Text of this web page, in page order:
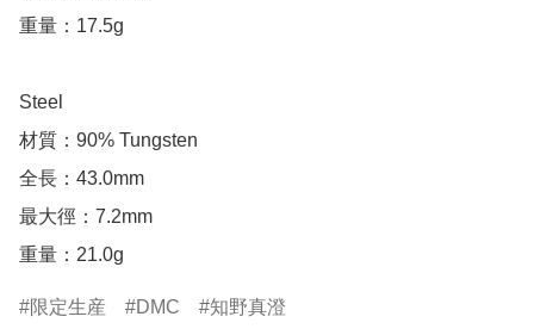
重量：17.5g
Steel
材質：90% Tungsten
全長：43.0mm
最大徑：7.2mm
重量：21.0g
限定生産 DMC 知野真澄